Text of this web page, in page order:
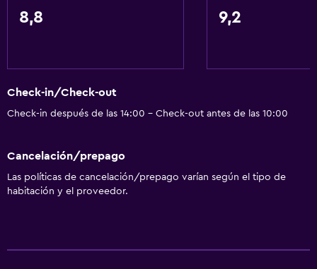
Gorro de baño
Baño privado
General
Habitaciones familiares
Espacio de almacenamiento
8,8 9,2
Check-in/Check-out
Check-in después de las 14:00 - Check-out antes de las 10:00
Cancelación/prepago
Las políticas de cancelación/prepago varían según el tipo de
habitación y el proveedor.